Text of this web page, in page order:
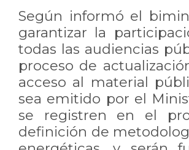
Según informó el
garantizar la
todas las audiencias
proceso de
acceso al material
sea emitido por el
se registren en el
definición de